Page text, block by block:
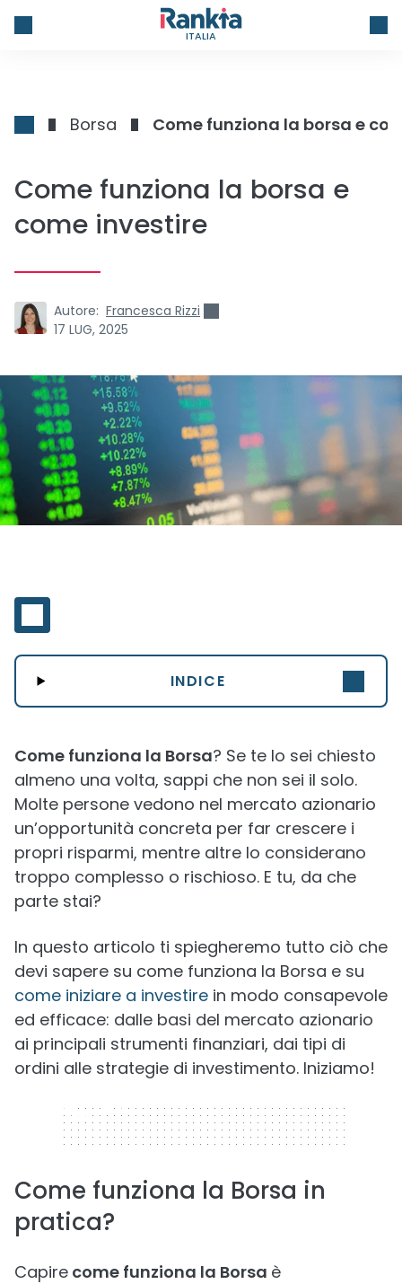
ITALIA
Borsa Come funziona la borsa e
Come funziona la borsa e
come investire
Autore: Francesca Rizzi
17 LUG, 2025
INDICE
Come funziona la Borsa? Se te lo sei chiesto
almeno una volta, sappi che non sei il solo.
Molte persone vedono nel mercato azionario
un’opportunità concreta per far crescere i
propri risparmi, mentre altre lo considerano
troppo complesso o rischioso. E tu, da che
parte stai?
In questo articolo ti spiegheremo tutto ciò che
devi sapere su come funziona la Borsa e su
come iniziare a investire in modo consapevole
ed efficace: dalle basi del mercato azionario
ai principali strumenti finanziari, dai tipi di
ordini alle strategie di investimento. Iniziamo!
320 x 50
Come funziona la Borsa in
pratica?
Capire come funziona la Borsa è